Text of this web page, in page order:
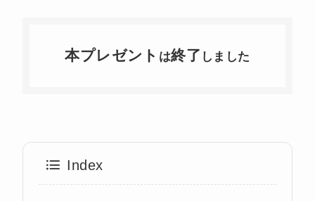
本プレゼント は終了 しました
Index